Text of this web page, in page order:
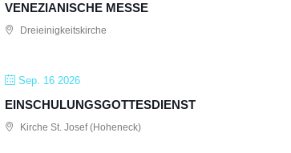
VENEZIANISCHE MESSE
Dreieinigkeitskirche
Sep. 16 2026
EINSCHULUNGSGOTTESDIENST
Kirche St. Josef (Hoheneck)